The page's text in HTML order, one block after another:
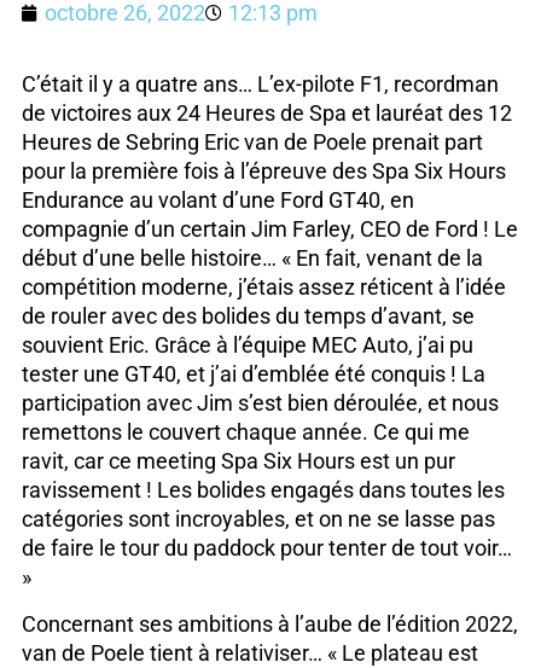
octobre 26, 2022 12:13 pm
C’était il y a quatre ans… L’ex-pilote F1, recordman
de victoires aux 24 Heures de Spa et lauréat des 12
Heures de Sebring Eric van de Poele prenait part
pour la première fois à l’épreuve des Spa Six Hours
Endurance au volant d’une Ford GT40, en
compagnie d’un certain Jim Farley, CEO de Ford ! Le
début d’une belle histoire… « En fait, venant de la
compétition moderne, j’étais assez réticent à l’idée
de rouler avec des bolides du temps d’avant, se
souvient Eric. Grâce à l’équipe MEC Auto, j’ai pu
tester une GT40, et j’ai d’emblée été conquis ! La
participation avec Jim s’est bien déroulée, et nous
remettons le couvert chaque année. Ce qui me
ravit, car ce meeting Spa Six Hours est un pur
ravissement ! Les bolides engagés dans toutes les
catégories sont incroyables, et on ne se lasse pas
de faire le tour du paddock pour tenter de tout voir…
»
Concernant ses ambitions à l’aube de l’édition 2022,
van de Poele tient à relativiser… « Le plateau est